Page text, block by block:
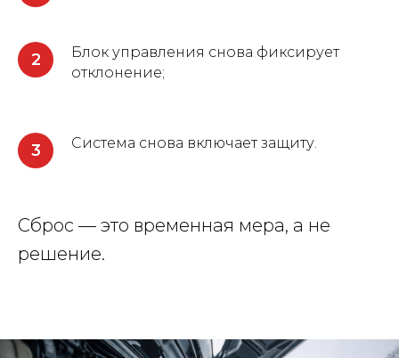
Блок управления снова фиксирует
отклонение;
Система снова включает защиту.
Сброс — это временная мера, а не
решение.